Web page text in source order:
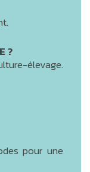
?
élevage.
pour une